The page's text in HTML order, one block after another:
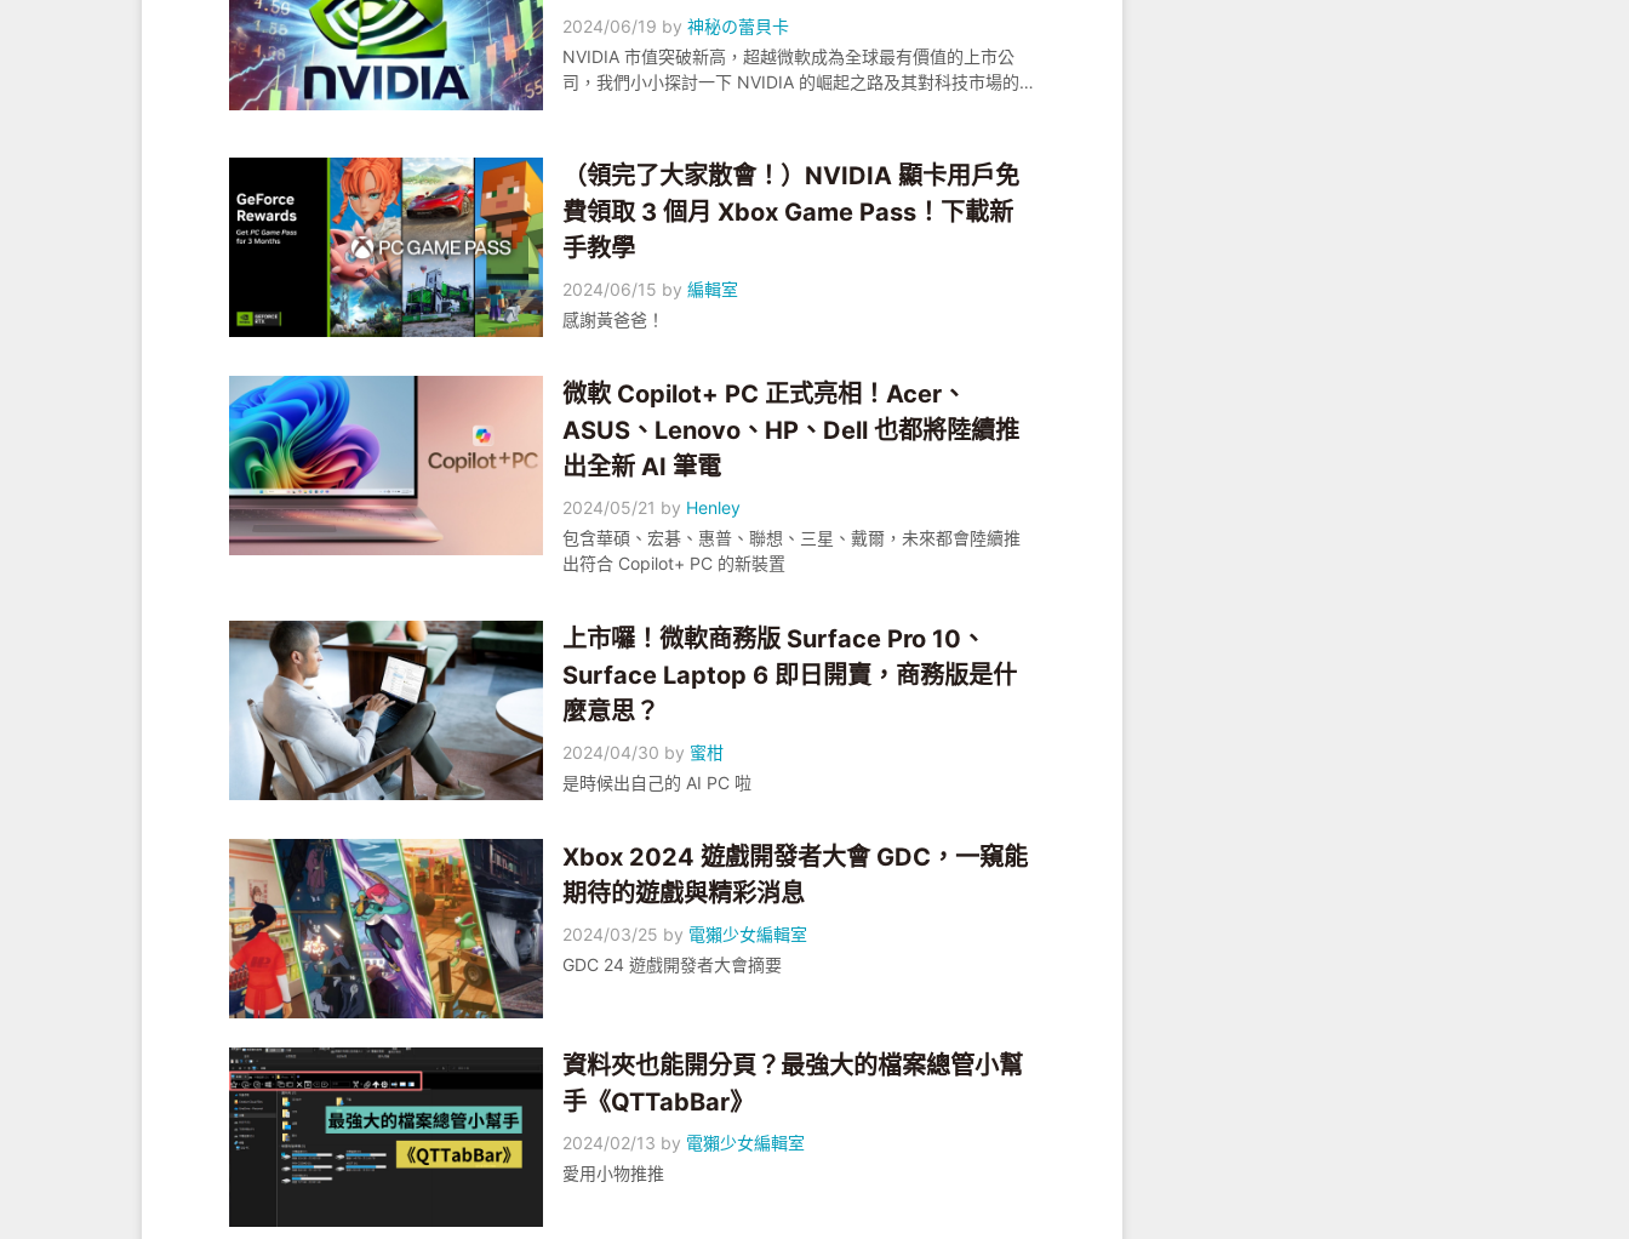
2024/06/19 by神秘の蕾貝卡
NVIDIA 市值突破新高，超越微軟成為全球最有價值的上市公
司，我們小小探討一下 NVIDIA 的崛起之路及其對科技市場的
（領完了大家散會！）NVIDIA 顯卡用戶免
費領取 3 個月 Xbox Game Pass！下載新
手教學
2024/06/15 by編輯室
感謝黃爸爸！
微軟 Copilot+ PC 正式亮相！Acer、
ASUS、Lenovo、HP、Dell 也都將陸續推
出全新 AI 筆電
2024/05/21 by Henley
包含華碩、宏碁、惠普、聯想、三星、戴爾，未來都會陸續推
出符合 Copilot+ PC 的新裝置
上市囉！微軟商務版 Surface Pro 10、
Surface Laptop 6 即日開賣，商務版是什
麼意思？
2024/04/30 by 蜜柑
是時候出自己的 AI PC 啦
Xbox 2024 遊戲開發者大會 GDC，一窺能
期待的遊戲與精彩消息
2024/03/25 by 電獺少女編輯室
GDC 24 遊戲開發者大會摘要
資料夾也能開分頁？最強大的檔案總管小幫
手《QTTabBar》
2024/02/13 by 電獺少女編輯室
愛用小物推推